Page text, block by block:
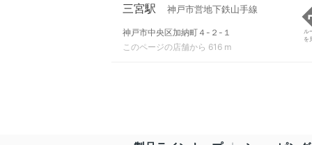
三宮駅 神戸市営地下鉄山手線
神戸市中央区加納町４-２-１
このページの店舗から 616 m
ル
を